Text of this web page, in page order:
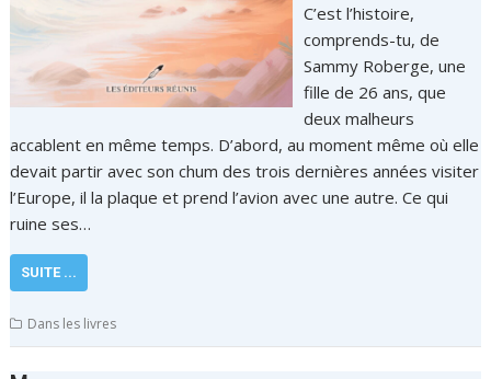
C’est l’histoire,
comprends-tu, de
Sammy Roberge, une
fille de 26 ans, que
deux malheurs
accablent en même temps. D’abord, au moment même où elle
devait partir avec son chum des trois dernières années visiter
l’Europe, il la plaque et prend l’avion avec une autre. Ce qui
ruine ses…
SUITE ...
Dans les livres